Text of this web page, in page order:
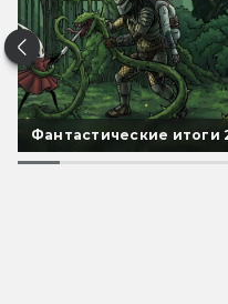
Фантастические итоги